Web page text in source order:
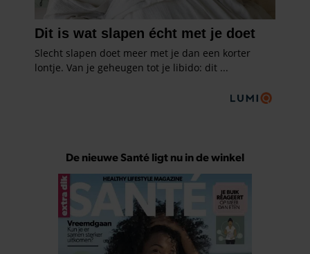
De nieuwe Santé ligt nu in de winkel